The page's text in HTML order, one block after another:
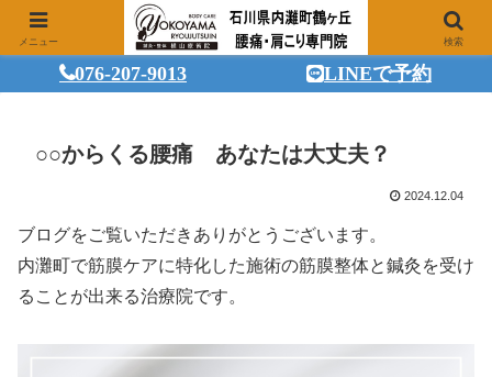
076-207-9013 LINEで予約
○○からくる腰痛 あなたは大丈夫？
2024.12.04
ブログをご覧いただきありがとうございます。
内灘町で筋膜ケアに特化した施術の筋膜整体と鍼灸を受け
ることが出来る治療院です。
メニュー 検索